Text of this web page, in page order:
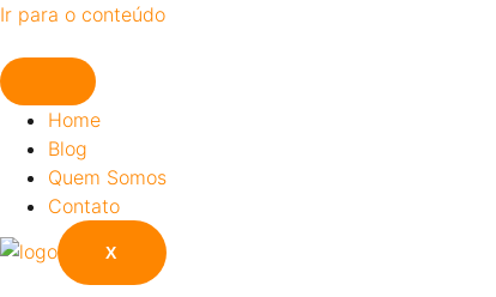
Ir para o conteúdo
Home
Blog
Quem Somos
Contato
X